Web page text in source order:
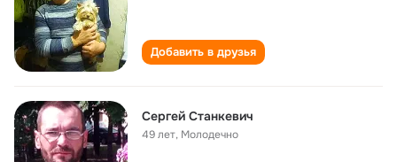
Добавить в друзья
Сергей Станкевич
49 лет, Молодечно